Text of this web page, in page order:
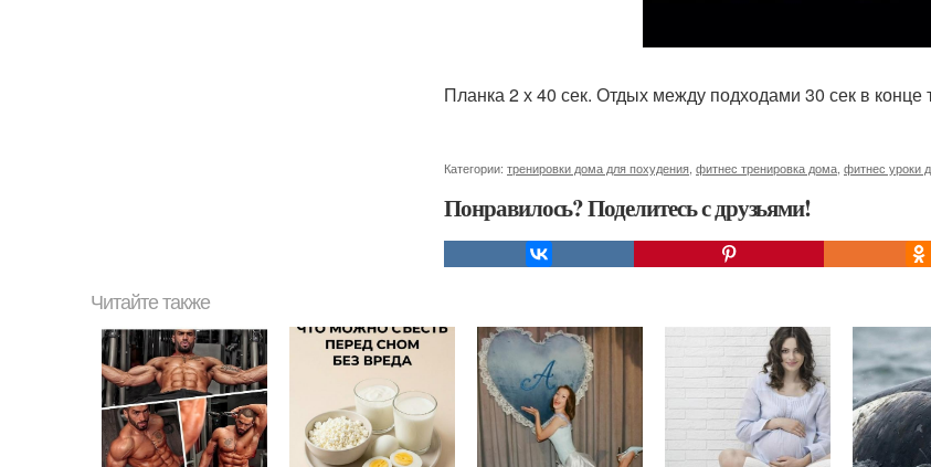
Планка 2 х 40 сек. Отдых между подходами 30 сек в конце
Категории: тренировки дома для похудения фитнес тренировка дома фитнес уроки
Понравилось? Поделитесь с друзьями!
Читайте также